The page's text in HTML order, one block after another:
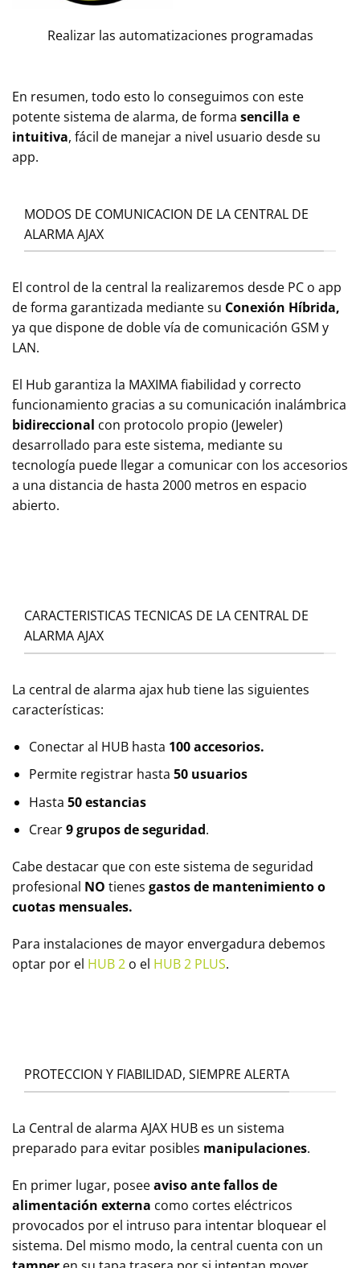
Realizar las automatizaciones programadas
En resumen, todo esto lo conseguimos con este
potente sistema de alarma, de forma sencilla e
intuitiva, fácil de manejar a nivel usuario desde su
app.
MODOS DE COMUNICACION DE LA CENTRAL DE
ALARMA AJAX
El control de la central la realizaremos desde PC o app
de forma garantizada mediante su Conexión Híbrida,
ya que dispone de doble vía de comunicación GSM y
LAN.
El Hub garantiza la MAXIMA fiabilidad y correcto
funcionamiento gracias a su comunicación inalámbrica
bidireccional con protocolo propio (Jeweler)
desarrollado para este sistema, mediante su
tecnología puede llegar a comunicar con los accesorios
a una distancia de hasta 2000 metros en espacio
abierto.
CARACTERISTICAS TECNICAS DE LA CENTRAL DE
ALARMA AJAX
La central de alarma ajax hub tiene las siguientes
características:
Conectar al HUB hasta 100 accesorios.
Permite registrar hasta 50 usuarios
Hasta 50 estancias
Crear9 grupos de seguridad.
Cabe destacar que con este sistema de seguridad
profesional NO tienes gastos de mantenimiento o
cuotas mensuales.
Para instalaciones de mayor envergadura debemos
optar por el HUB 2 o el HUB 2 PLUS.
PROTECCION Y FIABILIDAD, SIEMPRE ALERTA
La Central de alarma AJAX HUB es un sistema
preparado para evitar posibles manipulaciones.
En primer lugar, poseeaviso ante fallos de
alimentación externa como cortes eléctricos
provocados por el intruso para intentar bloquear el
sistema. Del mismo modo, la central cuenta con un